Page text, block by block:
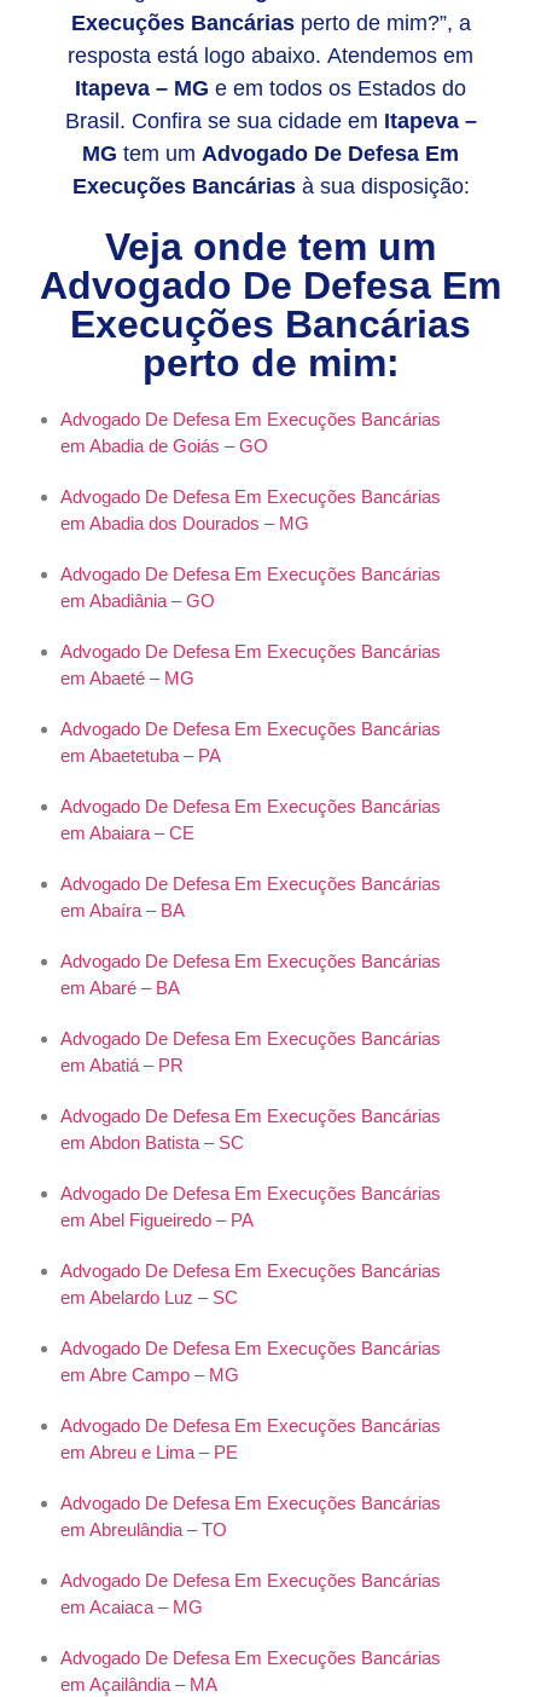
Execuções Bancáriasperto de mim?”, a
resposta está logo abaixo. Atendemos em
Itapeva – MG e em todos os Estados do
Brasil. Confira se sua cidade em Itapeva –
MG tem um Advogado De Defesa Em
Execuções Bancáriasà sua disposição:
Veja onde tem um
Advogado De Defesa Em
Execuções Bancárias
perto de mim:
Advogado De Defesa Em Execuções Bancárias
em Abadia de Goiás – GO
Advogado De Defesa Em Execuções Bancárias
em Abadia dos Dourados – MG
Advogado De Defesa Em Execuções Bancárias
em Abadiânia – GO
Advogado De Defesa Em Execuções Bancárias
em Abaeté – MG
Advogado De Defesa Em Execuções Bancárias
em Abaetetuba – PA
Advogado De Defesa Em Execuções Bancárias
em Abaiara – CE
Advogado De Defesa Em Execuções Bancárias
em Abaíra – BA
Advogado De Defesa Em Execuções Bancárias
em Abaré – BA
Advogado De Defesa Em Execuções Bancárias
em Abatiá – PR
Advogado De Defesa Em Execuções Bancárias
em Abdon Batista – SC
Advogado De Defesa Em Execuções Bancárias
em Abel Figueiredo – PA
Advogado De Defesa Em Execuções Bancárias
em Abelardo Luz – SC
Advogado De Defesa Em Execuções Bancárias
em Abre Campo – MG
Advogado De Defesa Em Execuções Bancárias
em Abreu e Lima – PE
Advogado De Defesa Em Execuções Bancárias
em Abreulândia – TO
Advogado De Defesa Em Execuções Bancárias
em Acaiaca – MG
Advogado De Defesa Em Execuções Bancárias
em Açailândia – MA